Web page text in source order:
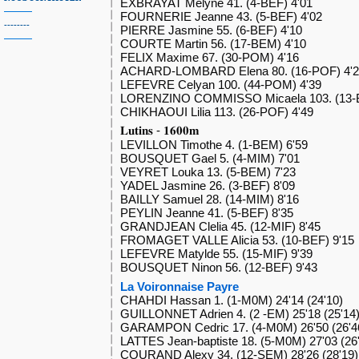
--------
FOURNERIE Jeanne 43. (5-BEF) 4'02
PIERRE Jasmine 55. (6-BEF) 4'10
COURTE Martin 56. (17-BEM) 4'10
FELIX Maxime 67. (30-POM) 4'16
ACHARD-LOMBARD Elena 80. (16-POF)
LEFEVRE Celyan 100. (44-POM) 4'39
LORENZINO COMMISSO Micaela 103. (13-
CHIKHAOUI Lilia 113. (26-POF) 4'49
𝐋𝐮𝐭𝐢𝐧𝐬 - 𝟏𝟔𝟎𝟎𝐦
LEVILLON Timothe 4. (1-BEM) 6'59
BOUSQUET Gael 5. (4-MIM) 7'01
VEYRET Louka 13. (5-BEM) 7'23
YADEL Jasmine 26. (3-BEF) 8'09
BAILLY Samuel 28. (14-MIM) 8'16
PEYLIN Jeanne 41. (5-BEF) 8'35
GRANDJEAN Clelia 45. (12-MIF) 8'45
FROMAGET VALLE Alicia 53. (10-BEF) 9'15
LEFEVRE Matylde 55. (15-MIF) 9'39
BOUSQUET Ninon 56. (12-BEF) 9'43
La Voironnaise Payre
CHAHDI Hassan 1. (1-M0M) 24'14 (24'10)
GUILLONNET Adrien 4. (2 -EM) 25'18 (25'14)
GARAMPON Cedric 17. (4-M0M) 26'50
LATTES Jean-baptiste 18. (5-M0M) 27'03
COURAND Alexy 34. (12-SEM) 28'26 (28'19)